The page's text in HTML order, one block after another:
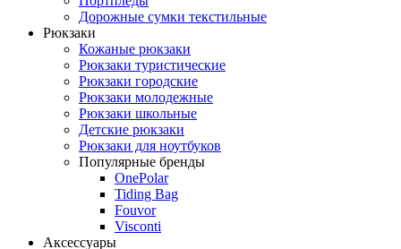
Дорожные сумки текстильные
Рюкзаки
Кожаные рюкзаки
Рюкзаки туристические
Рюкзаки городские
Рюкзаки молодежные
Рюкзаки школьные
Детские рюкзаки
Рюкзаки для ноутбуков
Популярные бренды
OnePolar
Tiding Bag
Fouvor
Visconti
Аксессуары